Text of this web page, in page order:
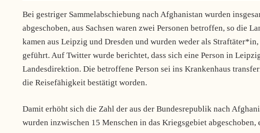
Bei gestriger Sammelabschiebung nach Afghanistan wurden
abgeschoben, aus Sachsen waren zwei Personen betroffen, so die
kamen aus Leipzig und Dresden und wurden weder als
geführt. Auf Twitter wurde berichtet, dass sich eine Person in
Landesdirektion. Die betroffene Person sei ins Krankenhaus
die Reisefähigkeit bestätigt worden.
Damit erhöht sich die Zahl der aus der Bundesrepublik nach
wurden inzwischen 15 Menschen in das Kriegsgebiet